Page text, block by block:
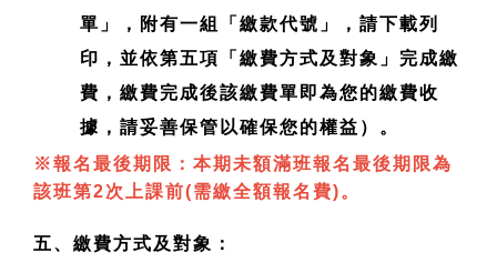
單」，附有一組「繳款代號」，請下載列
印，並依第五項「繳費方式及對象」完成繳
費，繳費完成後該繳費單即為您的繳費收
據，請妥善保管以確保您的權益）。
※報名最後期限：本期未額滿班報名最後期限為
該班第2次上課前(需繳全額報名費)。
五、繳費方式及對象：